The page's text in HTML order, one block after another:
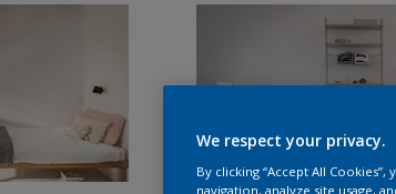
We respect your privacy.
By clicking “Accept All
navigation, analyze site usage,